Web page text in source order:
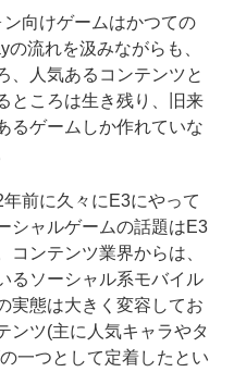
向けゲームはかつての
流れを汲みながらも、
、人気あるコンテンツと
ところは生き残り、旧来
るゲームしか作れていな
前に久々にE3にやって
シャルゲームの話題はE3
ンテンツ業界からは、
るソーシャル系モバイル
実態は大きく変容してお
ンツ(主に人気キャラやタ
一つとして定着したとい